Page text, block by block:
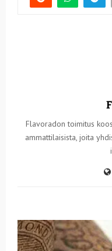
Flavoradon toimitus
ammattilaisista, joita